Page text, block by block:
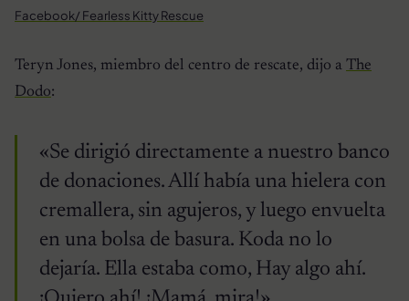
Facebook/ Fearless Kitty Rescue
Teryn Jones, miembro del centro de rescate, dijo a The
Dodo:
«Se dirigió directamente a nuestro banco
de donaciones. Allí había una hielera con
cremallera, sin agujeros, y luego envuelta
en una bolsa de basura. Koda no lo
dejaría. Ella estaba como, Hay algo ahí.